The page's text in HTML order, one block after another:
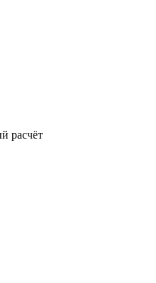
расчёт